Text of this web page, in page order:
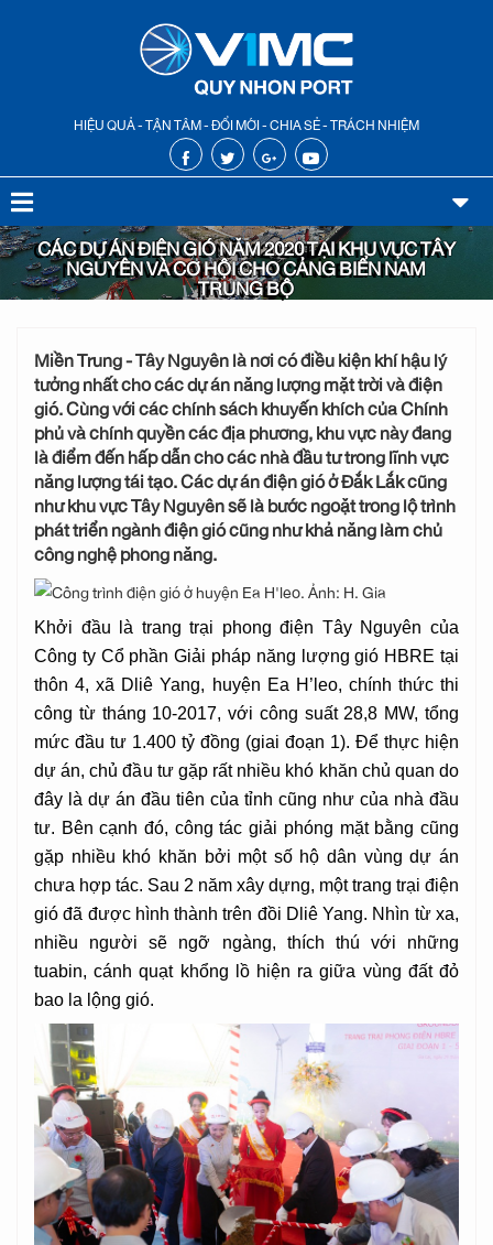
HIỆU QUẢ - TẬN TÂM - ĐỔI MỚI - CHIA SẺ - TRÁCH NHIỆM
CÁC DỰ ÁN ĐIỆN GIÓ NĂM 2020 TẠI KHU VỰC TÂY
NGUYÊN VÀ CƠ HỘI CHO CẢNG BIỂN NAM
TRUNG BỘ
Miền Trung - Tây Nguyên là nơi có điều kiện khí hậu lý
tưởng nhất cho các dự án năng lượng mặt trời và điện
gió. Cùng với các chính sách khuyến khích của Chính
phủ và chính quyền các địa phương, khu vực này đang
là điểm đến hấp dẫn cho các nhà đầu tư trong lĩnh vực
năng lượng tái tạo. Các dự án điện gió ở Đắk Lắk cũng
như khu vực Tây Nguyên sẽ là bước ngoặt trong lộ trình
phát triển ngành điện gió cũng như khả năng làm chủ
công nghệ phong năng.
Khởi đầu là trang trại phong điện Tây Nguyên của
Công ty Cổ phần Giải pháp năng lượng gió HBRE tại
thôn 4, xã Dliê Yang, huyện Ea H’leo, chính thức thi
công từ tháng 10-2017, với công suất 28,8 MW, tổng
mức đầu tư 1.400 tỷ đồng (giai đoạn 1). Để thực hiện
dự án, chủ đầu tư gặp rất nhiều khó khăn chủ quan do
đây là dự án đầu tiên của tỉnh cũng như của nhà đầu
tư. Bên cạnh đó, công tác giải phóng mặt bằng cũng
gặp nhiều khó khăn bởi một số hộ dân vùng dự án
chưa hợp tác. Sau 2 năm xây dựng, một trang trại điện
gió đã được hình thành trên đồi Dliê Yang. Nhìn từ xa,
nhiều người sẽ ngỡ ngàng, thích thú với những
tuabin, cánh quạt khổng lồ hiện ra giữa vùng đất đỏ
bao la lộng gió.